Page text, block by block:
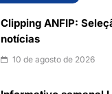
Clipping ANFIP:
notícias
10 de agosto de 2026